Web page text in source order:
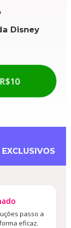
Disney
passo a
eficaz.